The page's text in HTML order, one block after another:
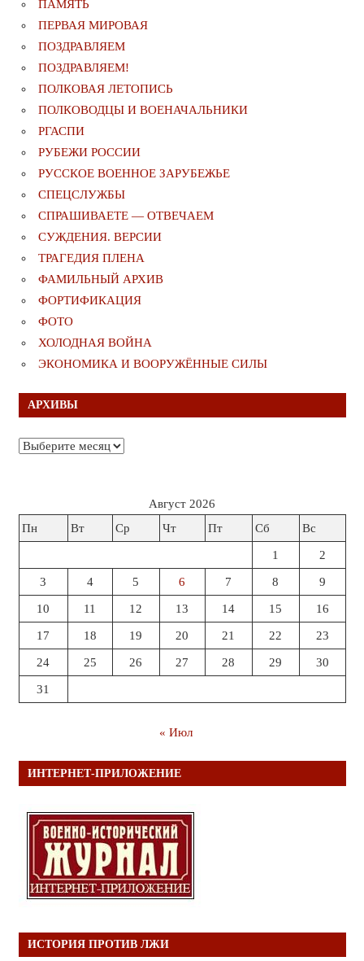
ПАМЯТЬ
ПЕРВАЯ МИРОВАЯ
ПОЗДРАВЛЯЕМ
ПОЗДРАВЛЯЕМ!
ПОЛКОВАЯ ЛЕТОПИСЬ
ПОЛКОВОДЦЫ И ВОЕНАЧАЛЬНИКИ
РГАСПИ
РУБЕЖИ РОССИИ
РУССКОЕ ВОЕННОЕ ЗАРУБЕЖЬЕ
СПЕЦСЛУЖБЫ
СПРАШИВАЕТЕ — ОТВЕЧАЕМ
СУЖДЕНИЯ. ВЕРСИИ
ТРАГЕДИЯ ПЛЕНА
ФАМИЛЬНЫЙ АРХИВ
ФОРТИФИКАЦИЯ
ФОТО
ХОЛОДНАЯ ВОЙНА
ЭКОНОМИКА И ВООРУЖЁННЫЕ СИЛЫ
АРХИВЫ
Архивы
Август 2026
Пн
Вт Ср Чт Пт Сб Вс
1 2
3 4 5 6 7 8 9
10 11 12 13 14 15 16
17 18 19 20 21 22 23
24 25 26 27 28 29 30
31
« Июл
ИНТЕРНЕТ-ПРИЛОЖЕНИЕ
ИСТОРИЯ ПРОТИВ ЛЖИ